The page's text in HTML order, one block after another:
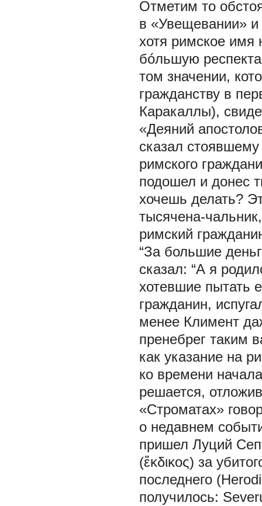
Отметим то
в «Увещевании» и
хотя римское имя
бóльшую
том значении,
гражданству в
Каракаллы),
«Деяний
сказал стоявшему
римского
подошел и донес
хочешь делать?
тысячена-
римский
“За большие
сказал: “А я
хотевшие пытать
гражданин,
менее Климент
пренебрег таким
как указание на
ко времени
решается,
«Строматах»
о недавнем
пришел Луций
(ἔκδικος) за
последнего
получилось: